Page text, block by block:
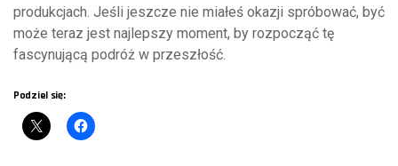
produkcjach. Jeśli jeszcze nie miałeś okazji spróbować, być
może teraz jest najlepszy moment, by rozpocząć tę
fascynującą podróż w przeszłość.
Podziel się: